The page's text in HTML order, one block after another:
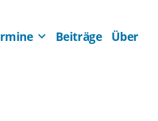
Beiträge Über